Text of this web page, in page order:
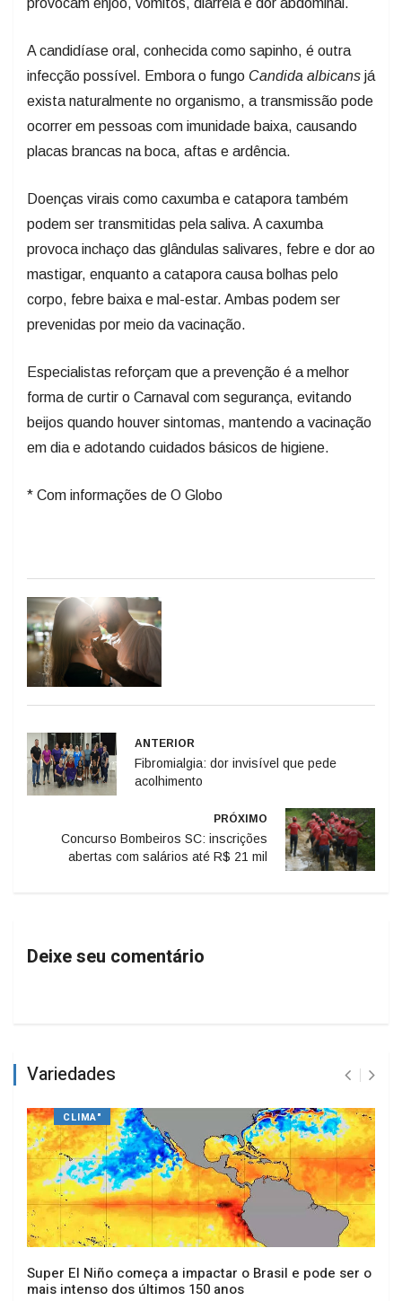
provocam enjoo, vômitos, diarreia e dor abdominal.
A candidíase oral, conhecida como sapinho, é outra
infecção possível. Embora o fungo Candida albicans já
exista naturalmente no organismo, a transmissão pode
ocorrer em pessoas com imunidade baixa, causando
placas brancas na boca, aftas e ardência.
Doenças virais como caxumba e catapora também
podem ser transmitidas pela saliva. A caxumba
provoca inchaço das glândulas salivares, febre e dor ao
mastigar, enquanto a catapora causa bolhas pelo
corpo, febre baixa e mal-estar. Ambas podem ser
prevenidas por meio da vacinação.
Especialistas reforçam que a prevenção é a melhor
forma de curtir o Carnaval com segurança, evitando
beijos quando houver sintomas, mantendo a vacinação
em dia e adotando cuidados básicos de higiene.
* Com informações de O Globo
ANTERIOR
Fibromialgia: dor invisível que pede
acolhimento
PRÓXIMO
Concurso Bombeiros SC: inscrições
abertas com salários até R$ 21 mil
Deixe seu comentário
Variedades
CLIMA"
Super El Niño começa a impactar o Brasil e pode ser o
mais intenso dos últimos 150 anos